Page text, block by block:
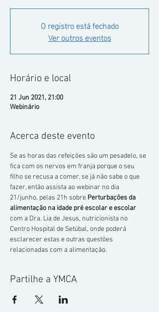
O registro está fechado
Ver outros eventos
Horário e local
21 Jun 2021, 21:00
Webinário
Acerca deste evento
Se as horas das refeições são um pesadelo, se
fica com os nervos em franja porque o seu
filho se recusa a comer, se já não sabe o que
fazer, então assista ao webinar no dia
21/junho, pelas 21h sobre Perturbações da
alimentação na idade pré escolar e escolar
com a Dra. Lia de Jesus, nutricionista no
Centro Hospital de Setúbal, onde poderá
esclarecer estas e outras questões
relacionadas com a alimentação.
Partilhe a YMCA